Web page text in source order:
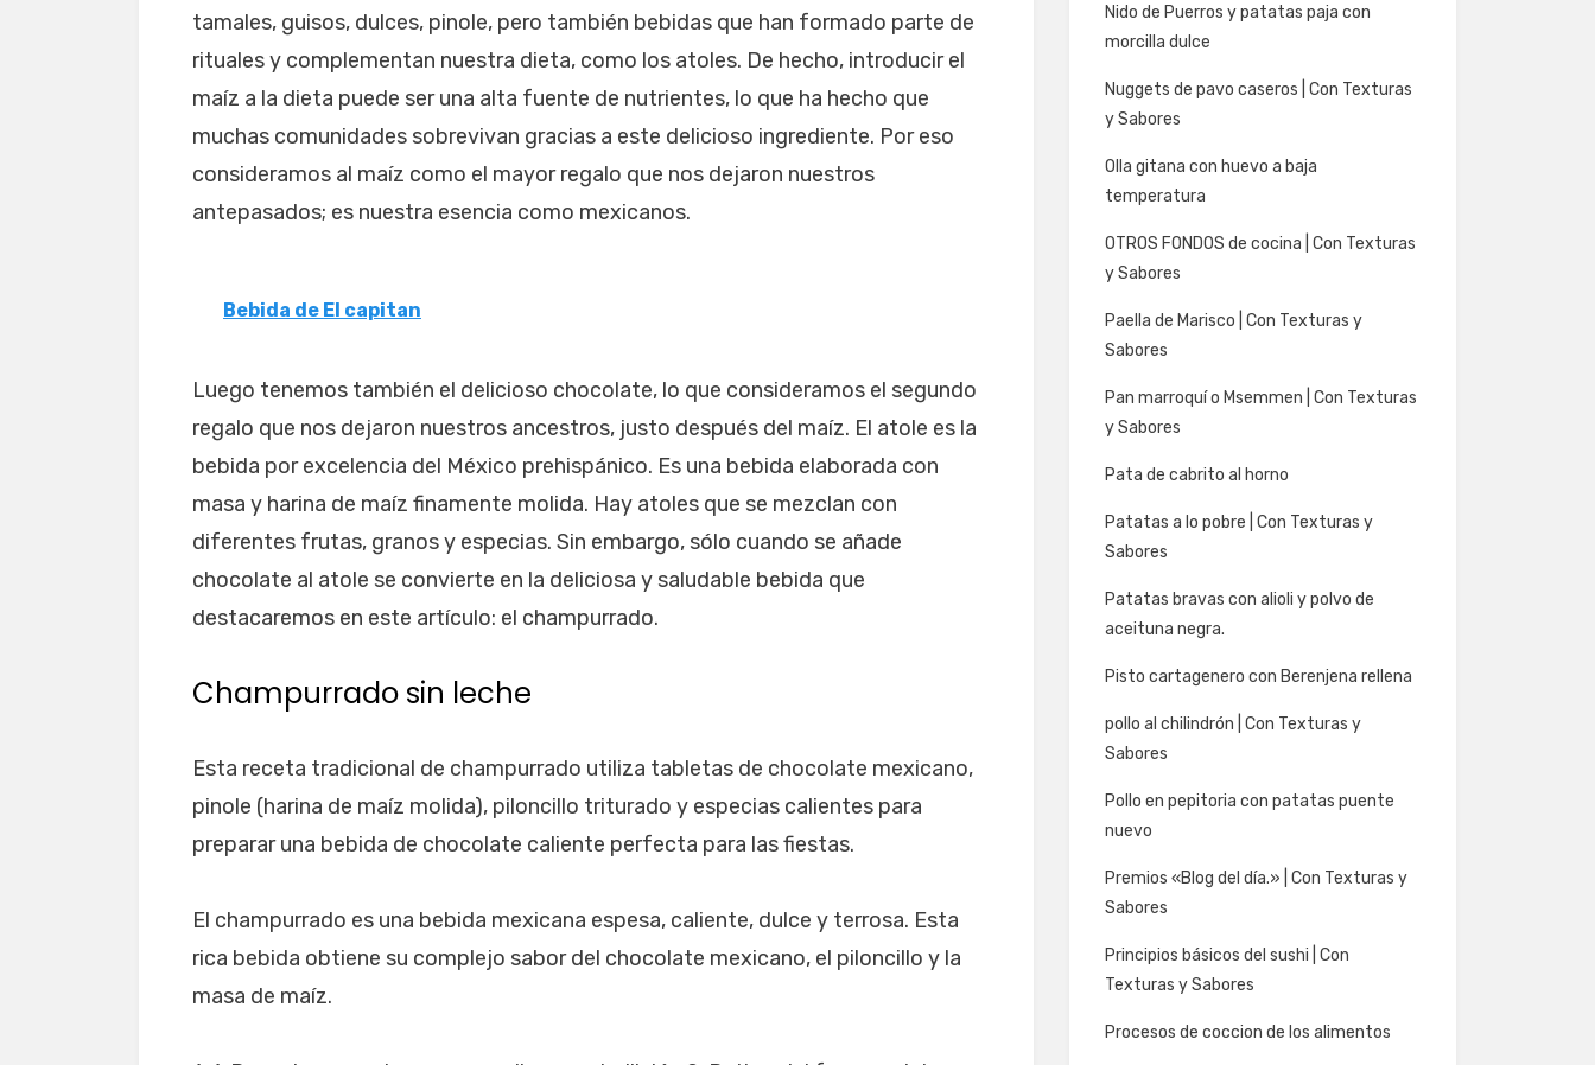
tamales, guisos, dulces, pinole, pero también bebidas que han formado parte de
rituales y complementan nuestra dieta, como los atoles. De hecho, introducir el
maíz a la dieta puede ser una alta fuente de nutrientes, lo que ha hecho que
muchas comunidades sobrevivan gracias a este delicioso ingrediente. Por eso
consideramos al maíz como el mayor regalo que nos dejaron nuestros
antepasados; es nuestra esencia como mexicanos.
Bebida de El capitan
Luego tenemos también el delicioso chocolate, lo que consideramos el segundo
regalo que nos dejaron nuestros ancestros, justo después del maíz. El atole es la
bebida por excelencia del México prehispánico. Es una bebida elaborada con
masa y harina de maíz finamente molida. Hay atoles que se mezclan con
diferentes frutas, granos y especias. Sin embargo, sólo cuando se añade
chocolate al atole se convierte en la deliciosa y saludable bebida que
destacaremos en este artículo: el champurrado.
Champurrado sin leche
Esta receta tradicional de champurrado utiliza tabletas de chocolate mexicano,
pinole (harina de maíz molida), piloncillo triturado y especias calientes para
preparar una bebida de chocolate caliente perfecta para las fiestas.
El champurrado es una bebida mexicana espesa, caliente, dulce y terrosa. Esta
rica bebida obtiene su complejo sabor del chocolate mexicano, el piloncillo y la
masa de maíz.
Nido de Puerros y patatas paja con
morcilla dulce
Nuggets de pavo caseros | Con Texturas
y Sabores
Olla gitana con huevo a baja
temperatura
OTROS FONDOS de cocina | Con Texturas
y Sabores
Paella de Marisco | Con Texturas y
Sabores
Pan marroquí o Msemmen | Con Texturas
y Sabores
Pata de cabrito al horno
Patatas a lo pobre | Con Texturas y
Sabores
Patatas bravas con alioli y polvo de
aceituna negra.
Pisto cartagenero con Berenjena rellena
pollo al chilindrón | Con Texturas y
Sabores
Pollo en pepitoria con patatas puente
nuevo
Premios «Blog del día.» | Con Texturas y
Sabores
Principios básicos del sushi | Con
Texturas y Sabores
Procesos de coccion de los alimentos